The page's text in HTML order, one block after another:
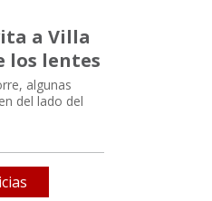
a Villa
los lentes
algunas
del lado del